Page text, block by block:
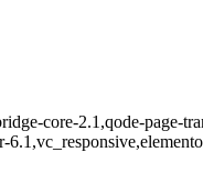
core-2.1,qode-